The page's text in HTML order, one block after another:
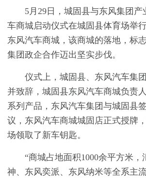
5月29日，城固县与东风集团
车商城启动仪式在城固县体育场举
东风汽车商城，该商城的落地，标
集团政企合作迈出坚实步伐。
仪式上，城固县、东风汽车集
并致辞，城固县东风汽车商城负责
系列产品，东风汽车集团与城固县
议，东风汽车商城城固店正式授牌
场领取了新车钥匙。
“商城占地面积1000余平方米，
神、东风奕派、东风纳米等全系主